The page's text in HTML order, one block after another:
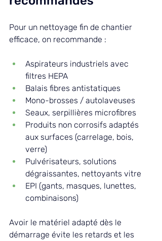
Pour un nettoyage fin de chantier
efficace, on recommande :
Aspirateurs industriels avec
filtres HEPA
Balais fibres antistatiques
Mono-brosses / autolaveuses
Seaux, serpillières microfibres
Produits non corrosifs adaptés
aux surfaces (carrelage, bois,
verre)
Pulvérisateurs, solutions
dégraissantes, nettoyants vitre
EPI (gants, masques, lunettes,
combinaisons)
Avoir le matériel adapté dès le
démarrage évite les retards et les